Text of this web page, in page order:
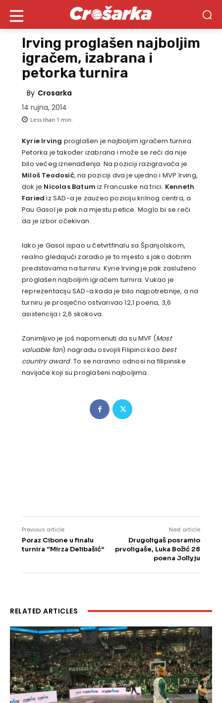
Irving proglašen najboljim
igračem, izabrana i
petorka turnira
By Crosarka
14 rujna, 2014
Less than 1 min.
Kyrie Irving proglašen je najboljim igračem turnira.
Petorka je također izabrana i može se reći da nije
bilo većeg iznenađenja. Na poziciji razigravača je
Miloš Teodosić, na poziciji dva je ujedno i MVP Irving,
dok je Nicolas Batum iz Francuske na trici. Kenneth
Fariediz SAD-a je zauzeo poziciju krilnog centra, a
Pau Gasol je pak na mjestu petice. Moglo bi se reći
da je izbor očekivan.
Iako je Gasol ispao u četvrtfinalu sa Španjolskom,
realno gledajući zaradio je to mjesto s jako dobrim
predstavama na turniru. Kyrie Irving je pak zasluženo
proglašen najboljim igračem turnira. Vukao je
reprezentaciju SAD-a kada je bilo najpotrebnije, a na
turniru je prosječno ostvarivao 12,1 poena, 3,6
asistencija i 2,6 skokova.
Zanimljivo je još napomenuti da su MVF (Most
valuable fan) nagradu osvojili Filipinci kao best
country award. To se naravno odnosi na filipinske
navijače koji su proglašeni najboljima.
Previous article
Poraz Cibone u finalu
turnira “Mirza Delibašić”
Next article
Drugoligaš posramio
prvoligaše, Luka Božić 28
poena Jollyju
RELATED ARTICLES